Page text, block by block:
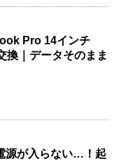
Pro 14インチ
換｜データそのまま
源が入らない…！起